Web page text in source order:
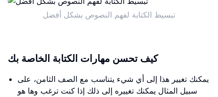
تبسيط الكتابة لفهم النصوص بشكل أفضل
كيف تحسن مهارات الكتابة الخاصة بك
يمكنك تغيير هذا إلى أي شيء يتناسب مع الصف الثامن، على
سبيل المثال يمكنك تغييره إلى ذلك إذا كنت ترغب وها هو